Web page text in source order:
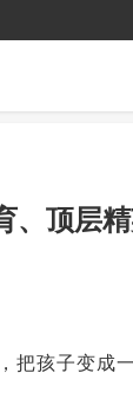
、顶层
孩子变成